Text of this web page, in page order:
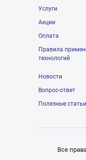
Услуги
Акции
Оплата
Правила
технологий
Новости
Вопрос-ответ
Полезные статьи
Все